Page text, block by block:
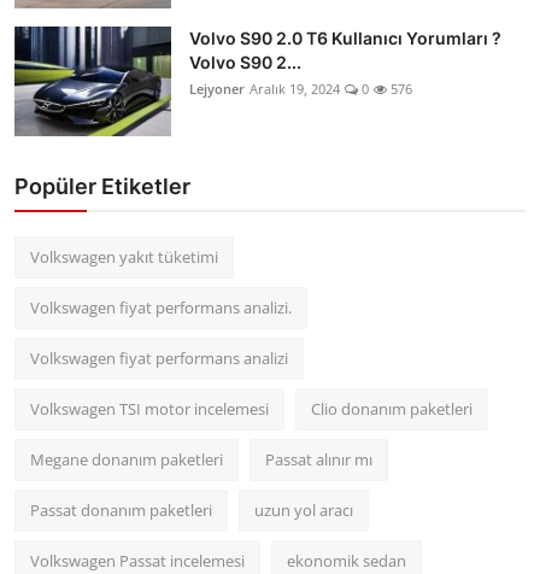
Volvo S90 2.0 T6 Kullanıcı Yorumları ?
Volvo S90 2...
Lejyoner Aralık 19, 2024 0 576
Popüler Etiketler
Volkswagen yakıt tüketimi
Volkswagen fiyat performans analizi.
Volkswagen fiyat performans analizi
Volkswagen TSI motor incelemesi Clio donanım paketleri
Megane donanım paketleri Passat alınır mı
Passat donanım paketleri uzun yol aracı
Volkswagen Passat incelemesi ekonomik sedan